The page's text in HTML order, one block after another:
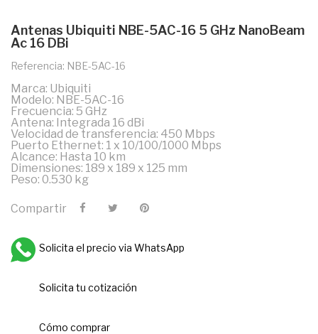
Antenas Ubiquiti NBE-5AC-16 5 GHz NanoBeam
Ac 16 DBi
Referencia: NBE-5AC-16
Marca: Ubiquiti
Modelo: NBE-5AC-16
Frecuencia: 5 GHz
Antena: Integrada 16 dBi
Velocidad de transferencia: 450 Mbps
Puerto Ethernet: 1 x 10/100/1000 Mbps
Alcance: Hasta 10 km
Dimensiones: 189 x 189 x 125 mm
Peso: 0.530 kg
Compartir
Solicita el precio via WhatsApp
Solicita tu cotización
Cómo comprar